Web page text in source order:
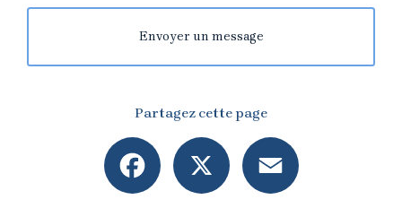
Envoyer un message
Partagez cette page
Facebook